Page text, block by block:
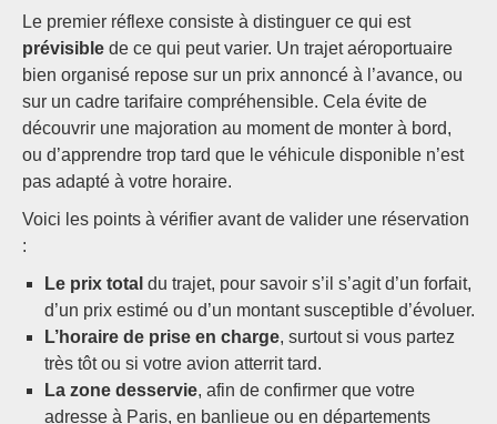
Le premier réflexe consiste à distinguer ce qui est
prévisible de ce qui peut varier. Un trajet aéroportuaire
bien organisé repose sur un prix annoncé à l’avance, ou
sur un cadre tarifaire compréhensible. Cela évite de
découvrir une majoration au moment de monter à bord,
ou d’apprendre trop tard que le véhicule disponible n’est
pas adapté à votre horaire.
Voici les points à vérifier avant de valider une réservation
:
Le prix total du trajet, pour savoir s’il s’agit d’un forfait,
d’un prix estimé ou d’un montant susceptible d’évoluer.
L’horaire de prise en charge, surtout si vous partez
très tôt ou si votre avion atterrit tard.
La zone desservie, afin de confirmer que votre
adresse à Paris, en banlieue ou en départements